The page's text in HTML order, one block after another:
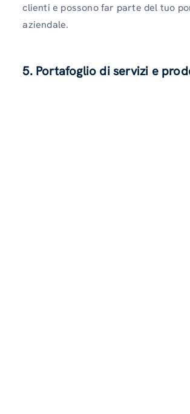
clienti e possono far parte del tuo
aziendale.
5. Portafoglio di servizi e